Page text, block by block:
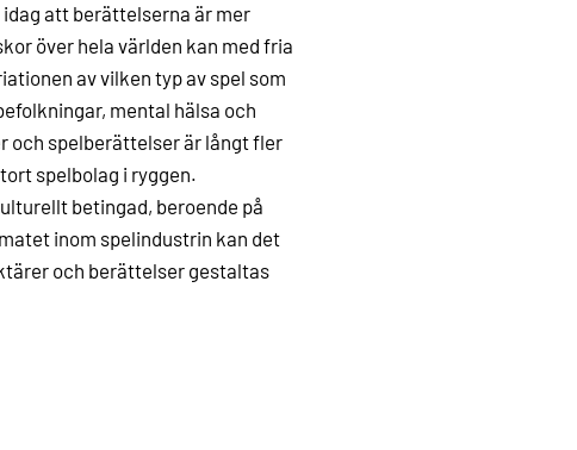
att berättelserna är mer
över hela världen kan med fria
av vilken typ av spel som
mental hälsa och
och spelberättelser är långt fler
spelbolag i ryggen.
betingad, beroende på
inom spelindustrin kan det
och berättelser gestaltas